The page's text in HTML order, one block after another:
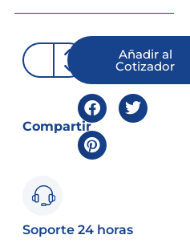
Añadir al
Cotizador
Compartir
Soporte 24 horas